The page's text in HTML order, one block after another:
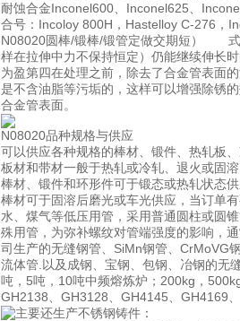
耐蚀合金Inconel600、Inconel625、
合号：Incoloy 800H，Hastelloy C-276，
N08020圆棒/锻棒/锻管定做交期短） 式
样在拉伸中力不保持恒定）仍能继续伸
为盈第四在处理之前，除去了合金管表面
是不含油脂等污垢的，这样可以增强除锈
合金管表面。
N08020品种规格与供应
可以供应各种规格的棒材、锻件、热轧板
板材和带材一般于热轧或冷轧、退火或固溶
棒材、锻件和环形件可于锻态或热轧状态
棒材可于固溶后磨光或车光供应，当订
水、煤气等低压用管，采用普通圆柱或圆
殊用管，为弥补螺纹对管端强度的影响
司生产的无缝钢管、SiMn钢管、CrMoVG
流体管.以及成钢、宝钢、包钢、冶钢的
吨，5吨，10吨中频熔炼炉；200kg，
GH2138、GH3128、GH4145、GH4169
主要还生产不锈钢铸件：